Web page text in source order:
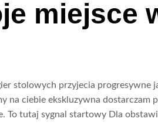
miejsce
stolowych przyjecia progresywne
na ciebie ekskluzywna
To tutaj sygnal startowy Dla